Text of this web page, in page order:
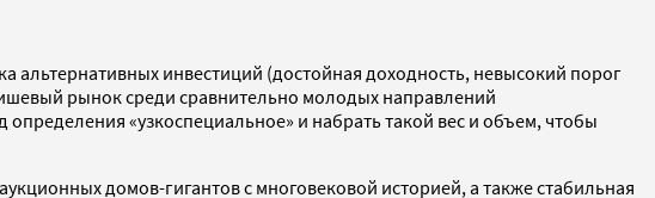
инвестиций (достойная доходность, невысокий порог
рынок среди сравнительно молодых направлений
«узкоспециальное» и набрать такой вес и объем, чтобы
домов-гигантов с многовековой историей, а также стабильная